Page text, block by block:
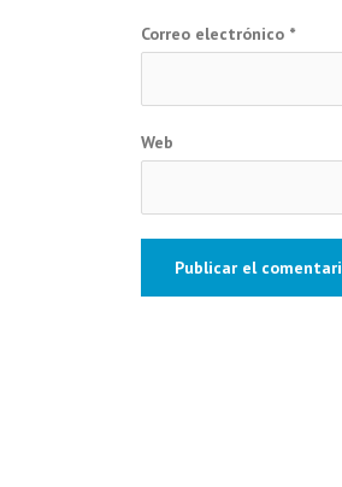
Correo electrónico *
Web